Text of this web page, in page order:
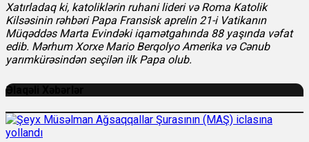
Xatırladaq ki, katoliklərin ruhani lideri və Roma Katolik
Kilsəsinin rəhbəri Papa Fransisk aprelin 21-i Vatikanın
Müqəddəs Marta Evindəki iqamətgahında 88 yaşında vəfat
edib. Mərhum Xorxe Mario Berqolyo Amerika və Cənub
yarımkürəsindən seçilən ilk Papa olub.
Əlaqəli Xəbərlər